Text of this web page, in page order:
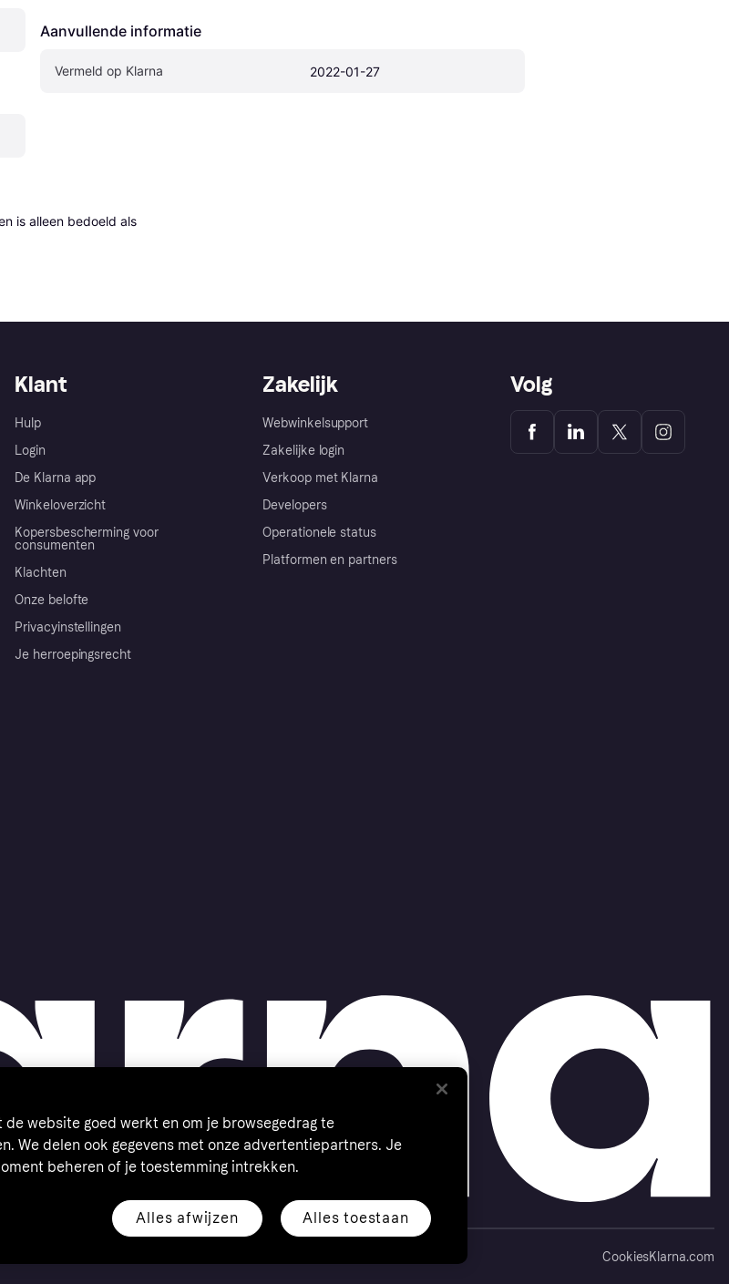
Aanvullende informatie
Vermeld op Klarna 2022-01-27
is alleen bedoeld als
Klant
Hulp
Login
De Klarna app
Winkeloverzicht
Kopersbescherming voor
consumenten
Klachten
Onze belofte
Privacyinstellingen
Je herroepingsrecht
Zakelijk
Webwinkelsupport
Zakelijke login
Verkoop met Klarna
Developers
Operationele status
Platformen en partners
Volg
(publ). Sveavägen 46, 111 34
CookiesKlarna.com
website goed werkt en om je browsegedrag te
We delen ook gegevens met onze advertentiepartners. Je
beheren of je toestemming intrekken.
Alles afwijzen Alles toestaan